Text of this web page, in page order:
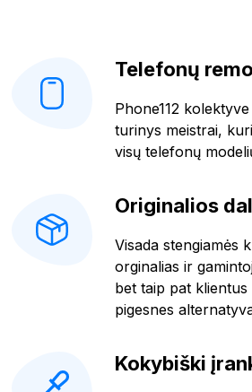
Telefonų
Phone112
turinys meistrai,
visų telefonų
Originalios
Visada stengiamės
orginalias ir
bet taip pat
pigesnes
Kokybiški